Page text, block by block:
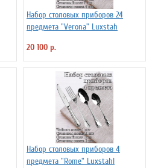
Набор столовых приборов 24
предмета "Verona" Luxstah
20 100 р.
Набор столовых приборов 4
предмета "Rome" Luxstahl